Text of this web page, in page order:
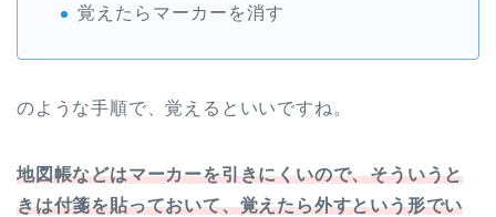
覚えたらマーカーを消す
のような手順で、覚えるといいですね。
地図帳などはマーカーを引きにくいので、そういうと
きは付箋を貼っておいて、覚えたら外すという形でい